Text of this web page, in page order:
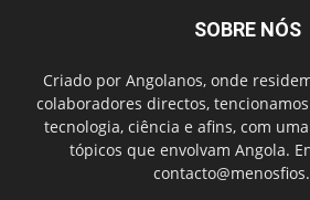
SOBRE NÓS
Criado por Angolanos, onde
colaboradores directos,
tecnologia, ciência e afins, com
tópicos que envolvam Angola.